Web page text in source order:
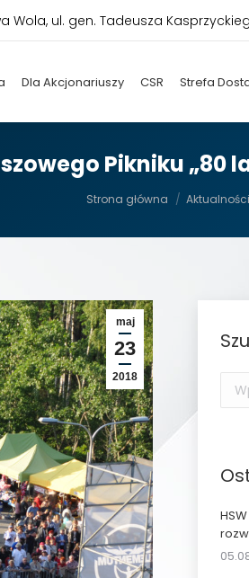
Wola, ul. gen. Tadeusza
Dla Akcjonariuszy CSR Strefa
Pikniku „80
Strona główna Aktualności
maj
23
2018